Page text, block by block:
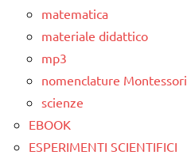
matematica
materiale didattico
mp3
nomenclature Montessori
scienze
EBOOK
ESPERIMENTI SCIENTIFICI